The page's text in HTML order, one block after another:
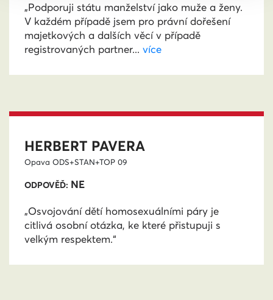
„Podporuji státu manželství jako muže a ženy.
V každém případě jsem pro právní dořešení
majetkových a dalších věcí v případě
registrovaných partner... více
HERBERT PAVERA
Opava ODS+STAN+TOP 09
ODPOVĚĎ: NE
„Osvojování dětí homosexuálními páry je
citlivá osobní otázka, ke které přistupuji s
velkým respektem.“